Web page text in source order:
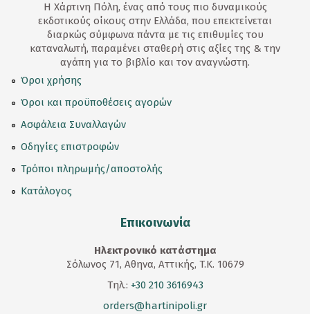
Η Χάρτινη Πόλη, ένας από τους πιο δυναμικούς
εκδοτικούς οίκους στην Ελλάδα, που επεκτείνεται
διαρκώς σύμφωνα πάντα με τις επιθυμίες του
καταναλωτή, παραμένει σταθερή στις αξίες της & την
αγάπη για το βιβλίο και τον αναγνώστη.
Όροι χρήσης
Όροι και προϋποθέσεις αγορών
Ασφάλεια Συναλλαγών
Οδηγίες επιστροφών
Τρόποι πληρωμής/αποστολής
Κατάλογος
Επικοινωνία
Ηλεκτρονικό κατάστημα
Σόλωνος 71, Αθηνα, Αττικής, T.K. 10679
Τηλ.: +30 210 3616943
orders@hartinipoli.gr